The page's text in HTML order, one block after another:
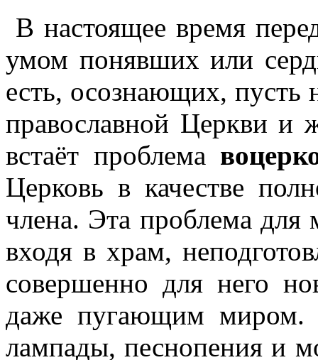
В настоящее время
умом понявших или
есть, осознающих, пусть
православной Церкви
встаёт проблема
Церковь в качестве
члена. Эта проблема для
входя в храм,
совершенно для него
даже пугающим миром.
лампады, песнопения и